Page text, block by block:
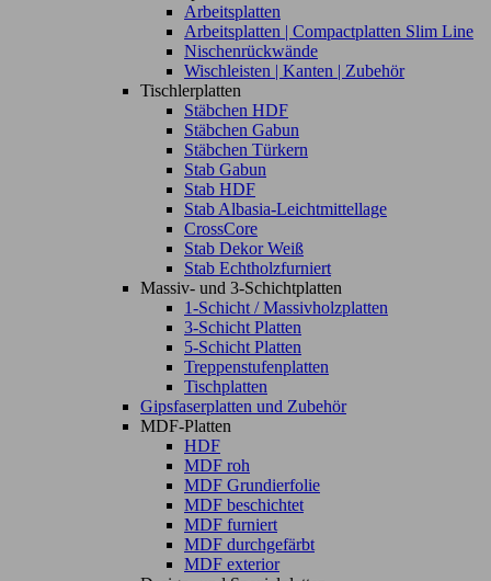
Arbeitsplatten
Arbeitsplatten | Compactplatten Slim Line
Nischenrückwände
Wischleisten | Kanten | Zubehör
Tischlerplatten
Stäbchen HDF
Stäbchen Gabun
Stäbchen Türkern
Stab Gabun
Stab HDF
Stab Albasia-Leichtmittellage
CrossCore
Stab Dekor Weiß
Stab Echtholzfurniert
Massiv- und 3-Schichtplatten
1-Schicht / Massivholzplatten
3-Schicht Platten
5-Schicht Platten
Treppenstufenplatten
Tischplatten
Gipsfaserplatten und Zubehör
MDF-Platten
HDF
MDF roh
MDF Grundierfolie
MDF beschichtet
MDF furniert
MDF durchgefärbt
MDF exterior